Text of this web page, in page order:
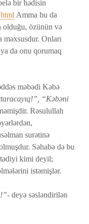
bir hədisin
Amma bu da
olduğu, özünün və
məxsusdur. Onları
da onu qorumaq
məbədi Kəbə
“Kəbəni
Rəsulullah
surətinə
Səhabə də bu
kimi deyil;
istəmişlər.
deyə səsləndirilən